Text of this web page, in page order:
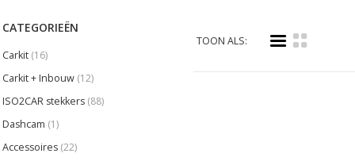
CATEGORIEËN
Carkit (16)
Carkit + Inbouw (12)
ISO2CAR stekkers (88)
Dashcam (1)
Accessoires (22)
TOON ALS: i k